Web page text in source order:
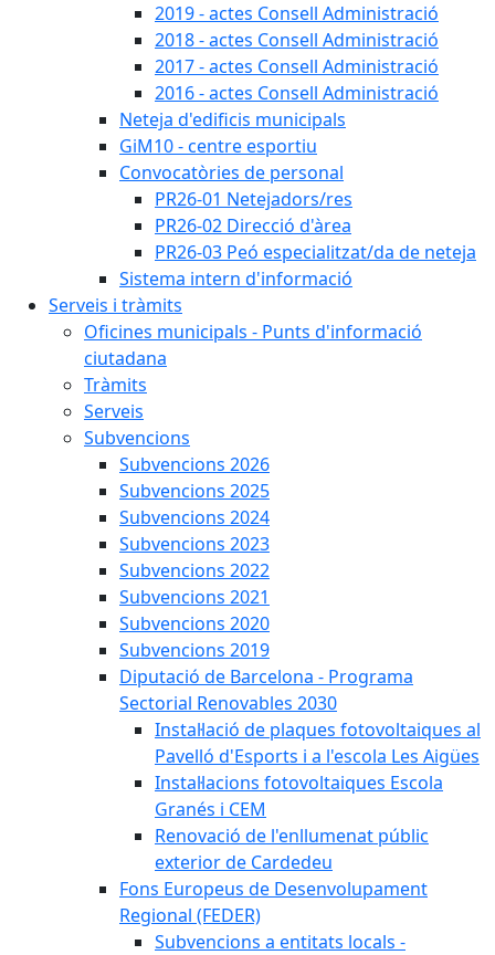
2019 - actes Consell Administració
2018 - actes Consell Administració
2017 - actes Consell Administració
2016 - actes Consell Administració
Neteja d'edificis municipals
GiM10 - centre esportiu
Convocatòries de personal
PR26-01 Netejadors/res
PR26-02 Direcció d'àrea
PR26-03 Peó especialitzat/da de neteja
Sistema intern d'informació
Serveis i tràmits
Oficines municipals - Punts d'informació
ciutadana
Tràmits
Serveis
Subvencions
Subvencions 2026
Subvencions 2025
Subvencions 2024
Subvencions 2023
Subvencions 2022
Subvencions 2021
Subvencions 2020
Subvencions 2019
Diputació de Barcelona - Programa
Sectorial Renovables 2030
Instal·lació de plaques fotovoltaiques al
Pavelló d'Esports i a l'escola Les Aigües
Instal·lacions fotovoltaiques Escola
Granés i CEM
Renovació de l'enllumenat públic
exterior de Cardedeu
Fons Europeus de Desenvolupament
Regional (FEDER)
Subvencions a entitats locals -